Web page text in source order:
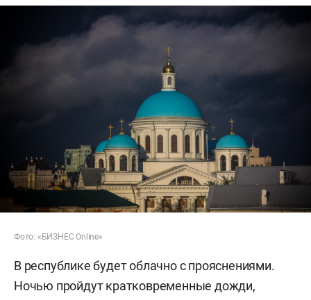
Фото: «БИЗНЕС Online»
В республике будет облачно с прояснениями.
Ночью пройдут кратковременные дожди,